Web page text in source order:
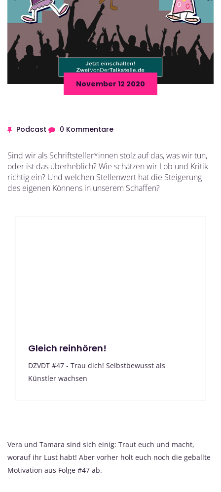
November 12 2020
Podcast 0 Kommentare
Sind wir als Schriftsteller*innen stolz auf das, was wir tun,
oder ist das überheblich? Wie schätzen wir Lob und Kritik
richtig ein? Und welchen Stellenwert hat die Steigerung
des eigenen Könnens in unserem Schaffen?
Gleich reinhören!
DZVDT #47 - Trau dich! Selbstbewusst als
Künstler wachsen
Vera und Tamara sind sich einig: Traut euch und macht,
worauf ihr Lust habt! Aber vorher holt euch noch die geballte
Motivation aus Folge #47 ab.